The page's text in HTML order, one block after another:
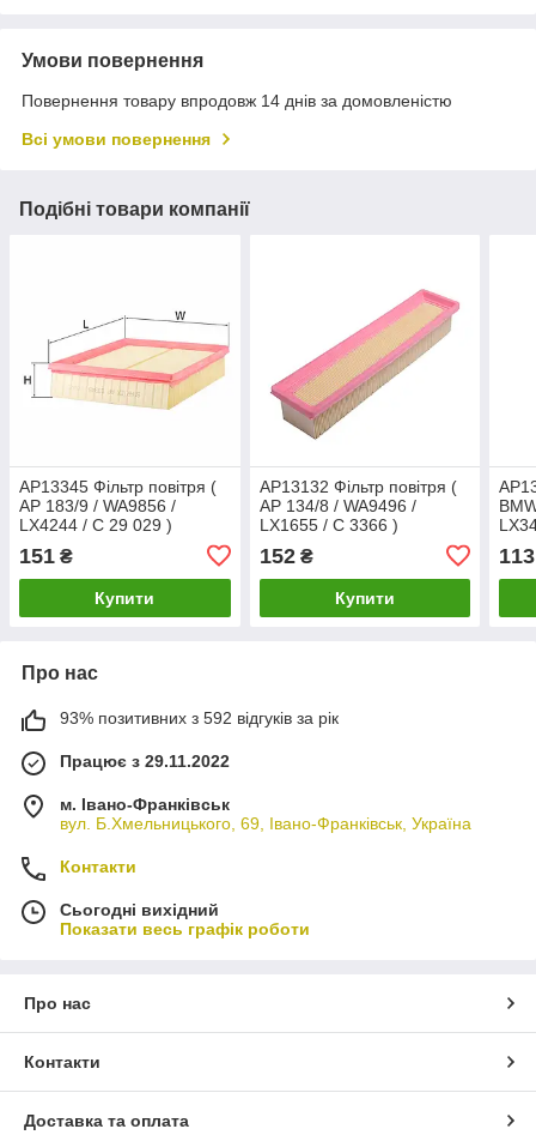
Умови повернення
Повернення товару впродовж 14 днів за домовленістю
Всі умови повернення
Подібні товари компанії
AP13345 Фільтр повітря (
AP 183/9 / WA9856 /
LX4244 / C 29 029 )
151 ₴
Купити
AP13132 Фільтр повітря (
AP 134/8 / WA9496 /
LX1655 / C 3366 )
152₴
Купити
113
Про нас
93% позитивних з 592 відгуків за рік
Працює з 29.11.2022
м. Івано-Франківськ
вул. Б.Хмельницького, 69, Івано-Франківськ, Україна
Контакти
Сьогодні вихідний
Показати весь графік роботи
Про нас
Контакти
Доставка та оплата